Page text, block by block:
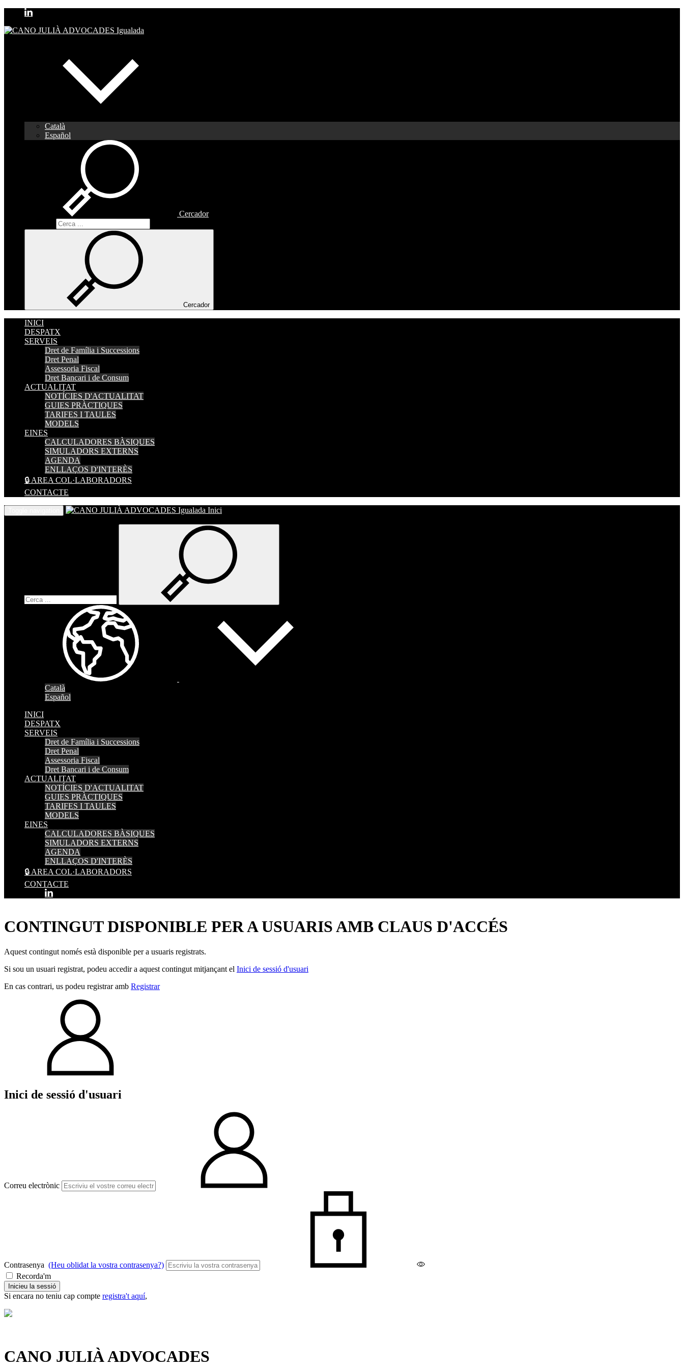
Català
Español
Cercador
Cercador
INICI
DESPATX
SERVEIS
Dret de Família i Successions
Dret Penal
Assessoria Fiscal
Dret Bancari i de Consum
ACTUALITAT
NOTÍCIES D'ACTUALITAT
GUIES PRÀCTIQUES
TARIFES I TAULES
MODELS
EINES
CALCULADORES BÀSIQUES
SIMULADORS EXTERNS
AGENDA
ENLLAÇOS D'INTERÈS
🔒 AREA COL·LABORADORS
CONTACTE
Inici
Català
Español
INICI
DESPATX
SERVEIS
Dret de Família i Successions
Dret Penal
Assessoria Fiscal
Dret Bancari i de Consum
ACTUALITAT
NOTÍCIES D'ACTUALITAT
GUIES PRÀCTIQUES
TARIFES I TAULES
MODELS
EINES
CALCULADORES BÀSIQUES
SIMULADORS EXTERNS
AGENDA
ENLLAÇOS D'INTERÈS
🔒 AREA COL·LABORADORS
CONTACTE
CONTINGUT DISPONIBLE PER A USUARIS AMB CLAUS D'ACCÉS
Aquest contingut només està disponible per a usuaris registrats.
Si sou un usuari registrat, podeu accedir a aquest contingut mitjançant el Inici de sessió d'usuari
En cas contrari, us podeu registrar amb Registrar
Inici de sessió d'usuari
Correu electrònic
Contrasenya (Heu oblidat la vostra contrasenya?)
Recorda'm
Inicieu la sessió
Si encara no teniu cap compte registra't aquí,
CANO JULIÀ ADVOCADES